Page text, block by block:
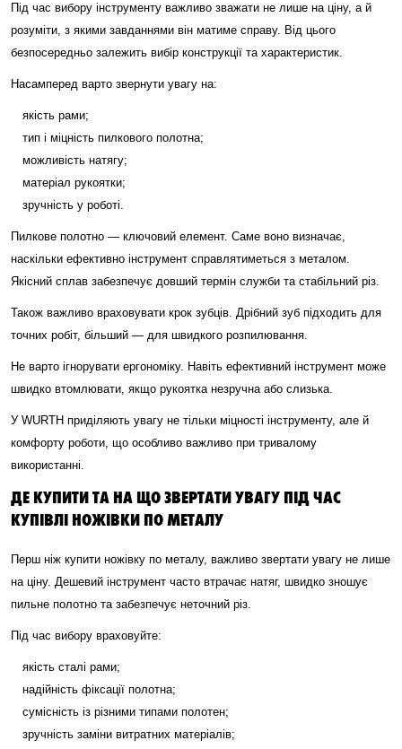
Під час вибору інструменту важливо зважати не лише на ціну, а й
розуміти, з якими завданнями він матиме справу. Від цього
безпосередньо залежить вибір конструкції та характеристик.
Насамперед варто звернути увагу на:
якість рами;
тип і міцність пилкового полотна;
можливість натягу;
матеріал рукоятки;
зручність у роботі.
Пилкове полотно — ключовий елемент. Саме воно визначає,
наскільки ефективно інструмент справлятиметься з металом.
Якісний сплав забезпечує довший термін служби та стабільний різ.
Також важливо враховувати крок зубців. Дрібний зуб підходить для
точних робіт, більший — для швидкого розпилювання.
Не варто ігнорувати ергономіку. Навіть ефективний інструмент може
швидко втомлювати, якщо рукоятка незручна або слизька.
У WURTH приділяють увагу не тільки міцності інструменту, але й
комфорту роботи, що особливо важливо при тривалому
використанні.
ДЕ КУПИТИ ТА НА ЩО ЗВЕРТАТИ УВАГУ ПІД ЧАС
КУПІВЛІ НОЖІВКИ ПО МЕТАЛУ
Перш ніж купити ножівку по металу, важливо звертати увагу не лише
на ціну. Дешевий інструмент часто втрачає натяг, швидко зношує
пильне полотно та забезпечує неточний різ.
Під час вибору враховуйте:
якість сталі рами;
надійність фіксації полотна;
сумісність із різними типами полотен;
зручність заміни витратних матеріалів;